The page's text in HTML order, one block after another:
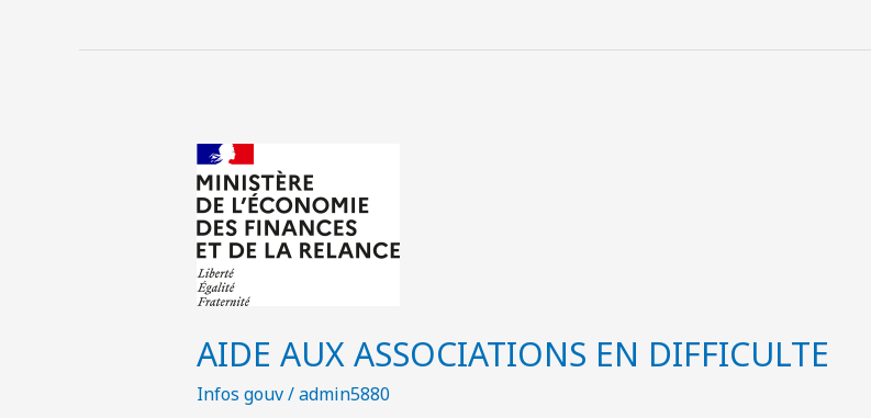
AIDE AUX ASSOCIATIONS EN DIFFICULTE
Infos gouv/admin5880
AIDE
AUX
ASSOCIATIONS
EN
DIFFICULTE